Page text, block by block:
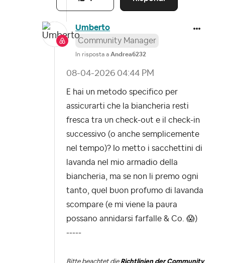
Umberto
Community Manager
In risposta a Andrea6232
‎08-04-2026 04:44 PM
E hai un metodo specifico per
assicurarti che la biancheria resti
fresca tra un check-out e il check-in
successivo (o anche semplicemente
nel tempo)? Io metto i sacchettini di
lavanda nel mio armadio della
biancheria, ma se non li premo ogni
tanto, quel buon profumo di lavanda
scompare (e mi viene la paura
possano annidarsi farfalle & Co. 😱)
-----
Bitte beachtet die Richtlinien der Community